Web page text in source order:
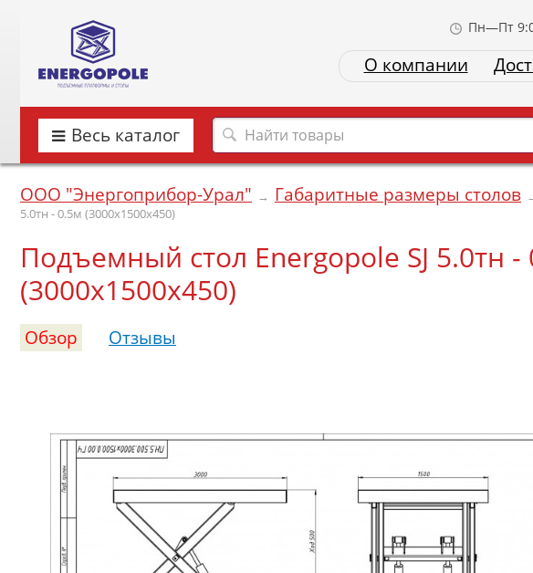
Пн—Пт
О компании
Весь каталог
ООО "Энергоприбор-Урал" → Габаритные размеры столов
5.0тн - 0.5м (3000х1500х450)
Подъемный стол Energopole SJ 5.0тн -
(3000х1500х450)
Обзор Отзывы